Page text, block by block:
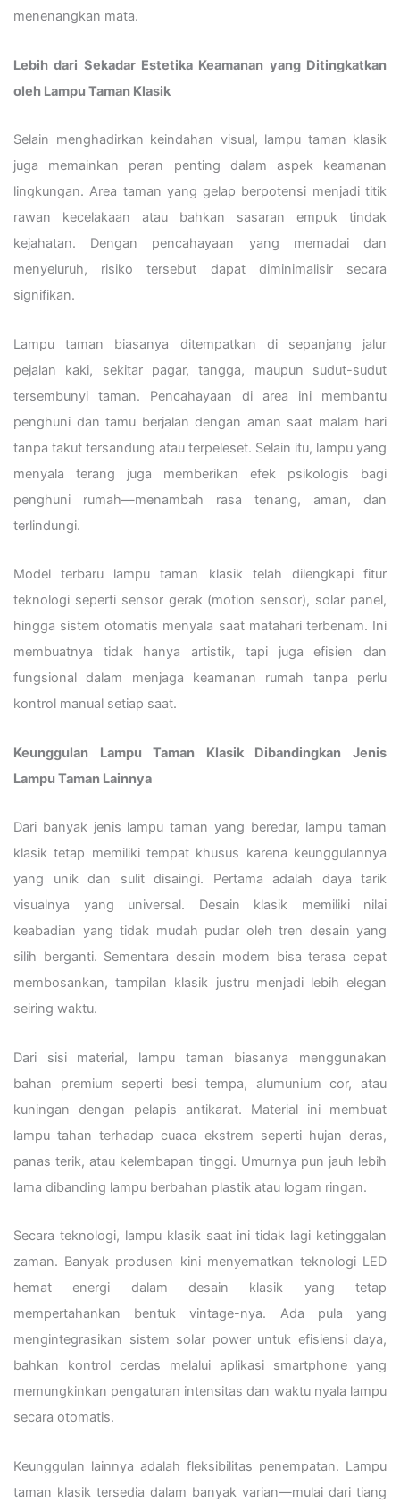
menenangkan mata.
Lebih dari Sekadar Estetika Keamanan yang Ditingkatkan
oleh Lampu Taman Klasik
Selain menghadirkan keindahan visual, lampu taman klasik
juga memainkan peran penting dalam aspek keamanan
lingkungan. Area taman yang gelap berpotensi menjadi titik
rawan kecelakaan atau bahkan sasaran empuk tindak
kejahatan. Dengan pencahayaan yang memadai dan
menyeluruh, risiko tersebut dapat diminimalisir secara
signifikan.
Lampu taman biasanya ditempatkan di sepanjang jalur
pejalan kaki, sekitar pagar, tangga, maupun sudut-sudut
tersembunyi taman. Pencahayaan di area ini membantu
penghuni dan tamu berjalan dengan aman saat malam hari
tanpa takut tersandung atau terpeleset. Selain itu, lampu yang
menyala terang juga memberikan efek psikologis bagi
penghuni rumah—menambah rasa tenang, aman, dan
terlindungi.
Model terbaru lampu taman klasik telah dilengkapi fitur
teknologi seperti sensor gerak (motion sensor), solar panel,
hingga sistem otomatis menyala saat matahari terbenam. Ini
membuatnya tidak hanya artistik, tapi juga efisien dan
fungsional dalam menjaga keamanan rumah tanpa perlu
kontrol manual setiap saat.
Keunggulan Lampu Taman Klasik Dibandingkan Jenis
Lampu Taman Lainnya
Dari banyak jenis lampu taman yang beredar, lampu taman
klasik tetap memiliki tempat khusus karena keunggulannya
yang unik dan sulit disaingi. Pertama adalah daya tarik
visualnya yang universal. Desain klasik memiliki nilai
keabadian yang tidak mudah pudar oleh tren desain yang
silih berganti. Sementara desain modern bisa terasa cepat
membosankan, tampilan klasik justru menjadi lebih elegan
seiring waktu.
Dari sisi material, lampu taman biasanya menggunakan
bahan premium seperti besi tempa, alumunium cor, atau
kuningan dengan pelapis antikarat. Material ini membuat
lampu tahan terhadap cuaca ekstrem seperti hujan deras,
panas terik, atau kelembapan tinggi. Umurnya pun jauh lebih
lama dibanding lampu berbahan plastik atau logam ringan.
Secara teknologi, lampu klasik saat ini tidak lagi ketinggalan
zaman. Banyak produsen kini menyematkan teknologi LED
hemat energi dalam desain klasik yang tetap
mempertahankan bentuk vintage-nya. Ada pula yang
mengintegrasikan sistem solar power untuk efisiensi daya,
bahkan kontrol cerdas melalui aplikasi smartphone yang
memungkinkan pengaturan intensitas dan waktu nyala lampu
secara otomatis.
Keunggulan lainnya adalah fleksibilitas penempatan. Lampu
taman klasik tersedia dalam banyak varian—mulai dari tiang